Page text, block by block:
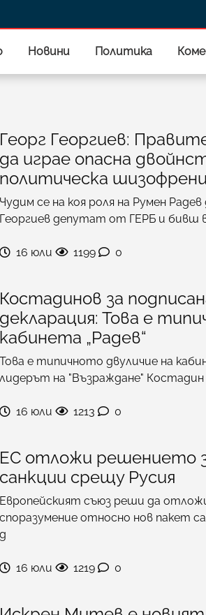
Новини Политика
Георг Георгиев:
да играе опасна
политическа
Чудим се на коя роля на Румен
Георгиев депутат от ГЕРБ и бивш
16 юли 1199 0
Костадинов за
декларация: Това е
кабинета „Радев“
Това е типичното двуличие на
лидерът на "Възраждане"
16 юли 1213 0
ЕС отложи решението
санкции срещу Русия
Европейският съюз реши да
споразумение относно нов пакет
д
16 юли 1219 0